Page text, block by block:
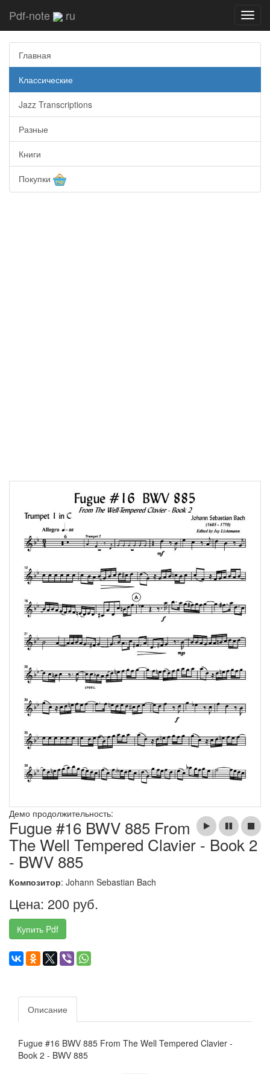
Pdf-note ru
Главная
Классические
Jazz Transcriptions
Разные
Книги
Покупки
Демо продолжительность:
Fugue #16 BWV 885 From
The Well Tempered Clavier - Book 2
- BWV 885
Композитор: Johann Sebastian Bach
Цена: 200 руб.
Купить Pdf
Описание
Fugue #16 BWV 885 From The Well Tempered Clavier -
Book 2 - BWV 885